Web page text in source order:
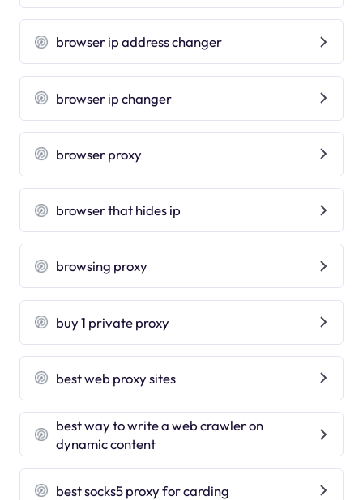
browser ip address changer
browser ip changer
browser proxy
browser that hides ip
browsing proxy
buy 1 private proxy
best web proxy sites
best way to write a web crawler on
dynamic content
best socks5 proxy for carding